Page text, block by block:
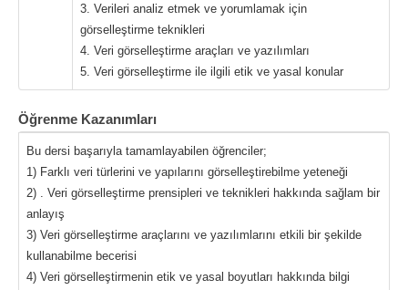
3. Verileri analiz etmek ve yorumlamak için
görselleştirme teknikleri
4. Veri görselleştirme araçları ve yazılımları
5. Veri görselleştirme ile ilgili etik ve yasal konular
Öğrenme Kazanımları
Bu dersi başarıyla tamamlayabilen öğrenciler;
1) Farklı veri türlerini ve yapılarını görselleştirebilme yeteneği
2) . Veri görselleştirme prensipleri ve teknikleri hakkında sağlam bir
anlayış
3) Veri görselleştirme araçlarını ve yazılımlarını etkili bir şekilde
kullanabilme becerisi
4) Veri görselleştirmenin etik ve yasal boyutları hakkında bilgi